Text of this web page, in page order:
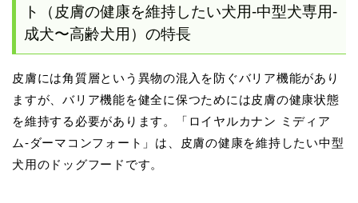
ト（皮膚の健康を維持したい犬用-中型犬専用-
成犬〜高齢犬用）の特長
皮膚には角質層という異物の混入を防ぐバリア機能があり
ますが、バリア機能を健全に保つためには皮膚の健康状態
を維持する必要があります。「ロイヤルカナン ミディア
ム-ダーマコンフォート」は、皮膚の健康を維持したい中型
犬用のドッグフードです。